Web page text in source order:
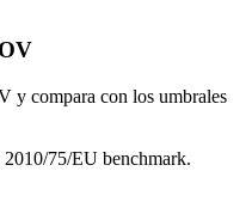
y compara con los umbrales
75/EU benchmark.